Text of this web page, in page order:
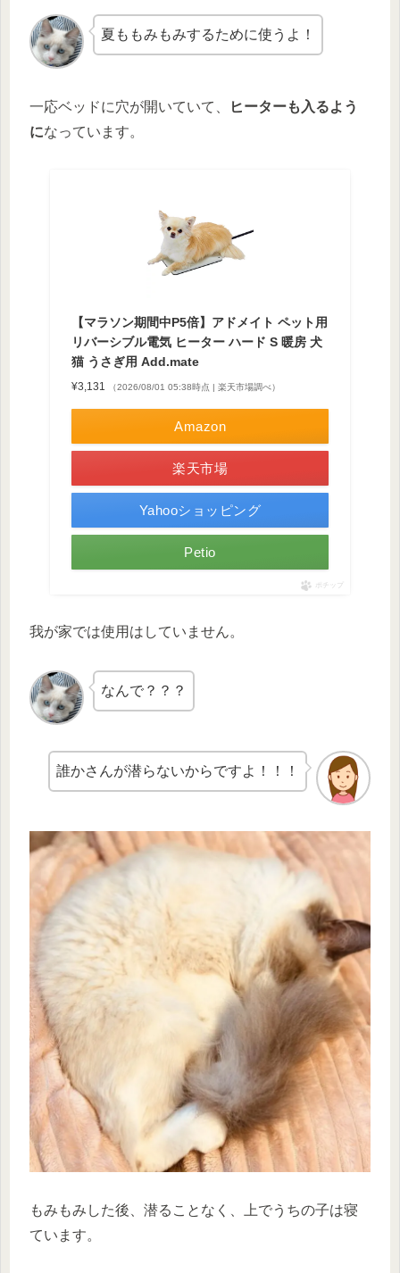
夏ももみもみするために使うよ！
一応ベッドに穴が開いていて、
ヒーターも入るよう
になっています。
【マラソン期間中P5倍】アドメイト ペット用
リバーシブル電気 ヒーター ハード S 暖房 犬
猫 うさぎ用 Add.mate
¥3,131 （2026/08/01 05:38時点 | 楽天市場調べ）
Amazon
楽天市場
Yahooショッピング
Petio
ポチップ
我が家では使用はしていません。
なんで？？？
誰かさんが潜らないからですよ！！！
もみもみした後、潜ることなく、上でうちの子は寝
ています。